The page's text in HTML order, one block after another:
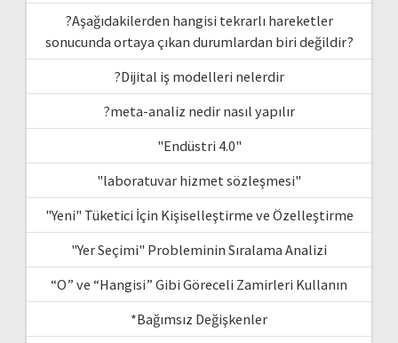
?Aşağıdakilerden hangisi tekrarlı hareketler
sonucunda ortaya çıkan durumlardan biri değildir?
?Dijital iş modelleri nelerdir
?meta-analiz nedir nasıl yapılır
"Endüstri 4.0"
"laboratuvar hizmet sözleşmesi"
"Yeni" Tüketici İçin Kişiselleştirme ve Özelleştirme
"Yer Seçimi" Probleminin Sıralama Analizi
“O” ve “Hangisi” Gibi Göreceli Zamirleri Kullanın
*Bağımsız Değişkenler